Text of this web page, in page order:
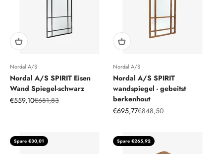
Nordal A/S
Nordal A/S SPIRIT Eisen
Wand Spiegel-schwarz
Angebot
€559,10Regulärer Preis
€681,83
Nordal A/S
Nordal A/S SPIRIT
wandspiegel - gebeitst
berkenhout
Angebot
€695,77Regulärer Preis
€848,50
Spare €30,01 Spare €265,92